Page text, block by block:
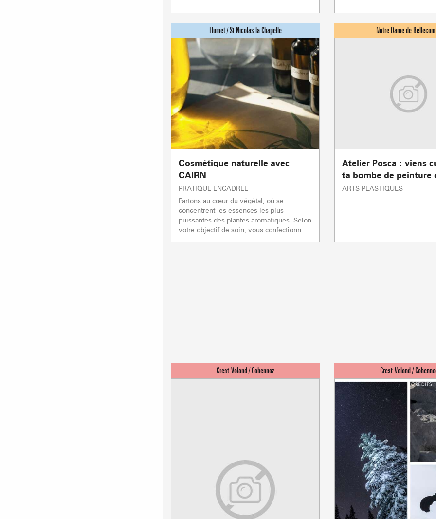
PRODUCTEURS
TC BEAUREGARD En
TSF RAVINE
En
CAISSE JAILLET(MEGEVE)
TC de la Logère En
TSD Mont RondFlumet
0/1
Mise à jour : 07 août 2026 - 07:55
Cosmétique naturelle avec
CAIRN
PRATIQUE ENCADRÉE
Partons au cœur du végétal, où se
concentrent les essences les plus
puissantes des plantes aromatiques. Selon
votre objectif de soin, vous confectionn...
Atelier Posca : viens
ta bombe de peinture
ARTS PLASTIQUES